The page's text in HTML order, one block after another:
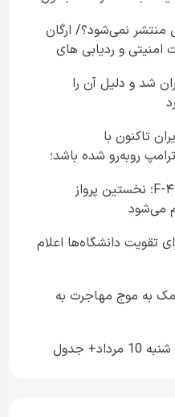
منتشر نمی‌شود؟/ ارگان
امنیتی و ردیابی های
به ایران شد و دلیل آن را
تاکنون با
روبه‌رو شده باشد؛
جنگنده نسل ششم آمریکا F-۴۷؛ نخستین پرواز
تقویت دانشگاه‌ها اعلام
به موج مهاجرت به
جدول